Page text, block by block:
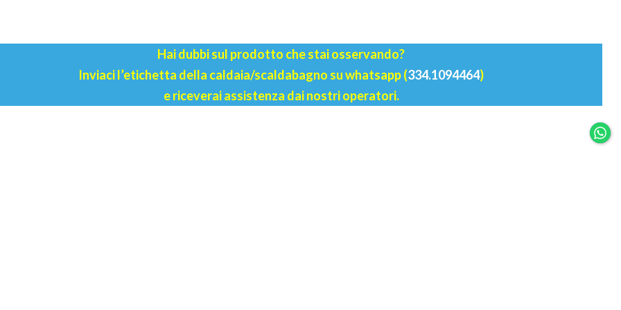
Hai dubbi sul prodotto che stai osservando?
Inviaci l’etichetta della caldaia/scaldabagno su whatsapp (334.1094464)
e riceverai assistenza dai nostri operatori.